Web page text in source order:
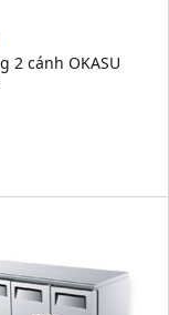
2 cánh OKASU